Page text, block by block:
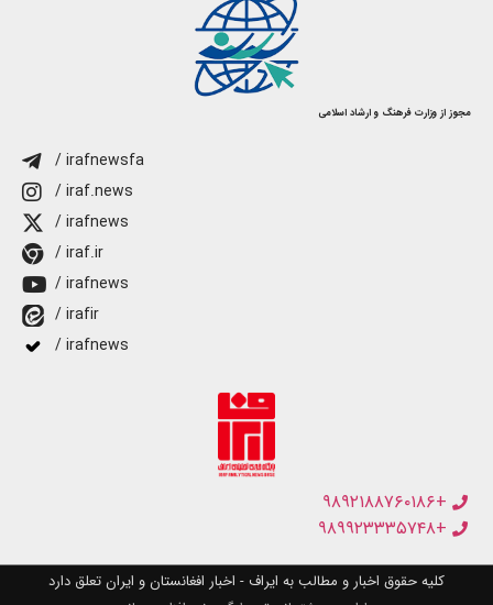
مجوز از وزارت فرهنگ و ارشاد اسلامی
/ irafnewsfa
/ iraf.news
/ irafnews
/ iraf.ir
/ irafnews
/ irafir
/ irafnews
+۹۸۹۲۱۸۸۷۶۰۱۸۶
+۹۸۹۹۲۳۳۳۵۷۴۸
کلیه حقوق اخبار و مطالب به ایراف - اخبار افغانستان و ایران تعلق دارد